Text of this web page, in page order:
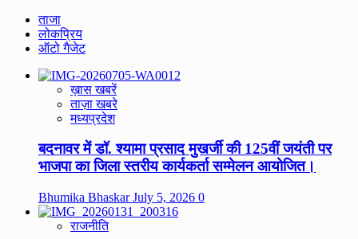
ताजा
लोकप्रिय
ऑटो गैजेट
ख़ास खबरें
ताज़ा खबरे
मध्यप्रदेश
बदनावर में डॉ. श्यामा प्रसाद मुखर्जी की 125वीं जयंती पर
भाजपा का जिला स्तरीय कार्यकर्ता सम्मेलन आयोजित।
Bhumika BhaskarJuly 5, 2026 0
राजनीति